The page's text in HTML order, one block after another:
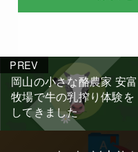
PREV
岡山の小さな酪農家 安富
牧場で牛の乳搾り体験を
してきました